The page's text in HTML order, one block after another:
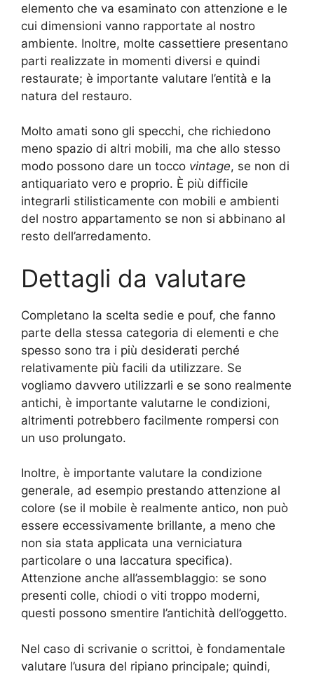
elemento che va esaminato con attenzione e le
cui dimensioni vanno rapportate al nostro
ambiente. Inoltre, molte cassettiere presentano
parti realizzate in momenti diversi e quindi
restaurate; è importante valutare l’entità e la
natura del restauro.
Molto amati sono gli specchi, che richiedono
meno spazio di altri mobili, ma che allo stesso
modo possono dare un tocco vintage, se non di
antiquariato vero e proprio. È più difficile
integrarli stilisticamente con mobili e ambienti
del nostro appartamento se non si abbinano al
resto dell’arredamento.
Dettagli da valutare
Completano la scelta sedie e pouf, che fanno
parte della stessa categoria di elementi e che
spesso sono tra i più desiderati perché
relativamente più facili da utilizzare. Se
vogliamo davvero utilizzarli e se sono realmente
antichi, è importante valutarne le condizioni,
altrimenti potrebbero facilmente rompersi con
un uso prolungato.
Inoltre, è importante valutare la condizione
generale, ad esempio prestando attenzione al
colore (se il mobile è realmente antico, non può
essere eccessivamente brillante, a meno che
non sia stata applicata una verniciatura
particolare o una laccatura specifica).
Attenzione anche all’assemblaggio: se sono
presenti colle, chiodi o viti troppo moderni,
questi possono smentire l’antichità dell’oggetto.
Nel caso di scrivanie o scrittoi, è fondamentale
valutare l’usura del ripiano principale; quindi,